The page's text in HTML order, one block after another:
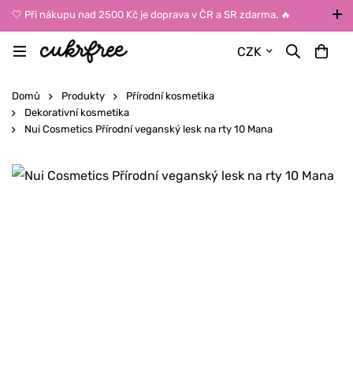
🤍 Při nákupu nad 2500 Kč je doprava v ČR a SR zdarma. 🔥
UPOZORNĚNÍ: Během léta vybírejte dopravu kurýrem nebo do Z-
BOXů umístěných uvnitř budov. Reklamace zboží způsobené
CZK
Domů Produkty
Přírodní kosmetika
Dekorativní kosmetika
Nui Cosmetics Přírodní veganský lesk na rty 10 Mana